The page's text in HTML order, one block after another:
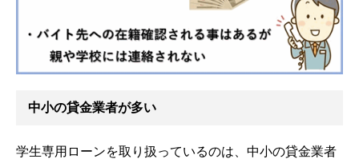
中小の貸金業者が多い
学生専用ローンを取り扱っているのは、中小の貸金業者